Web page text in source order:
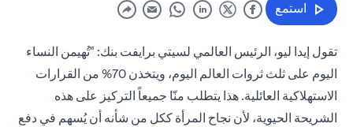
استمع
تقول إيدا ليو، الرئيس العالمي لسيتي برايفت بنك: "تُهيمن النساء
اليوم على ثلث ثروات العالم اليوم، ويتخذن 70% من القرارات
الاستهلاكية العائلية. هذا يتطلب منّا جميعاً التركيز على هذه
الشريحة الحيوية، لأن نجاح المرأة ككل من شأنه أن يُسهم في دفع